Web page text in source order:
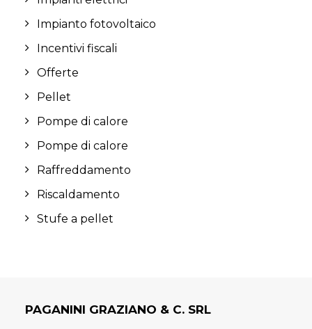
Impianto fotovoltaico
Incentivi fiscali
Offerte
Pellet
Pompe di calore
Pompe di calore
Raffreddamento
Riscaldamento
Stufe a pellet
PAGANINI GRAZIANO & C. SRL